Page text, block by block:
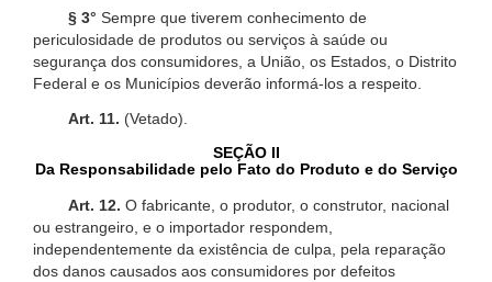
§ 3° Sempre que tiverem conhecimento de
periculosidade de produtos ou serviços à saúde ou
segurança dos consumidores, a União, os Estados, o Distrito
Federal e os Municípios deverão informá-los a respeito.
Art. 11. (Vetado).
SEÇÃO II
Da Responsabilidade pelo Fato do Produto e do Serviço
Art. 12. O fabricante, o produtor, o construtor, nacional
ou estrangeiro, e o importador respondem,
independentemente da existência de culpa, pela reparação
dos danos causados aos consumidores por defeitos